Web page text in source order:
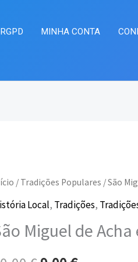
RGPD MINHA CONTA
/ Tradições Populares / São
Local, Tradições,
Miguel de
O
preço
original
O
preço
atual